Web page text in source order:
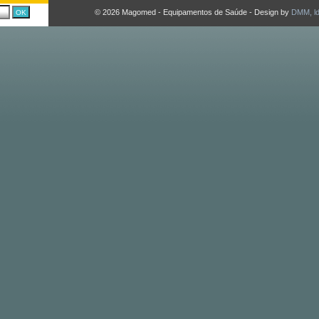
© 2026 Magomed - Equipamentos de Saúde - Design by DMM,